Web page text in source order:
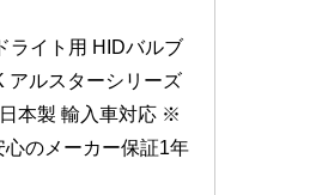
ライト用 HIDバルブ
アルスターシリーズ
本製 輸入車対応 ※
心のメーカー保証1年